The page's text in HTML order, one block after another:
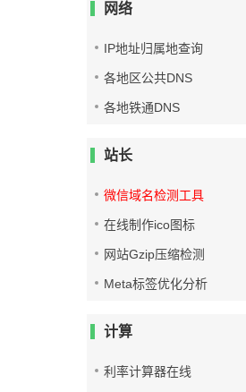
网络
IP地址归属地查询
各地区公共DNS
各地铁通DNS
站长
微信域名检测工具
在线制作ico图标
网站Gzip压缩检测
Meta标签优化分析
计算
利率计算器在线